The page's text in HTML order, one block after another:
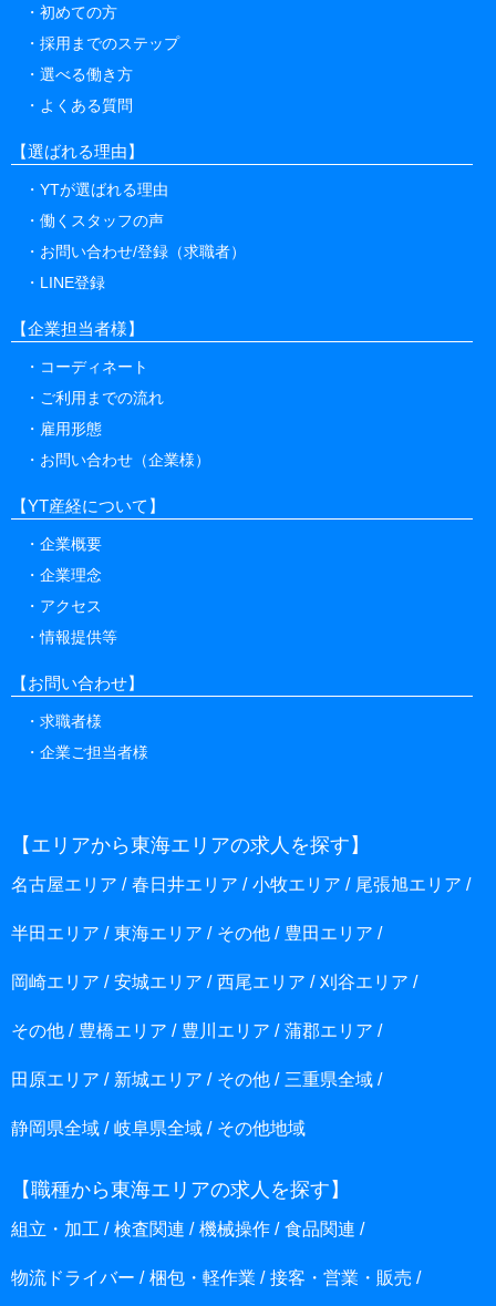
初めての方
採用までのステップ
選べる働き方
よくある質問
【選ばれる理由】
YTが選ばれる理由
働くスタッフの声
お問い合わせ/登録（求職者）
LINE登録
【企業担当者様】
コーディネート
ご利用までの流れ
雇用形態
お問い合わせ（企業様）
【YT産経について】
企業概要
企業理念
アクセス
情報提供等
【お問い合わせ】
求職者様
企業ご担当者様
【エリアから東海エリアの求人を探す】
名古屋エリア 春日井エリア 小牧エリア 尾張旭エリア
半田エリア 東海エリア その他 豊田エリア
岡崎エリア 安城エリア 西尾エリア 刈谷エリア
その他 豊橋エリア 豊川エリア 蒲郡エリア
田原エリア 新城エリア その他 三重県全域
静岡県全域 岐阜県全域 その他地域
【職種から東海エリアの求人を探す】
組立・加工 検査関連 機械操作 食品関連
物流ドライバー 梱包・軽作業 接客・営業・販売